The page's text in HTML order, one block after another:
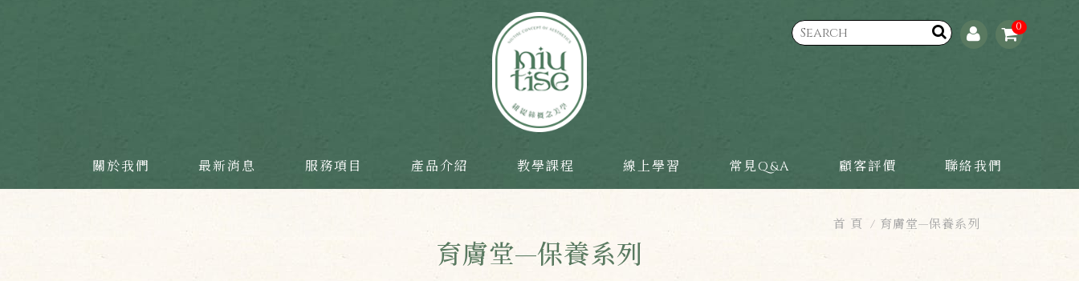
0
關於我們 最新消息 服務項目 產品介紹 教學課程 線上學習 常見Q&A 顧客評價 聯絡我們
育膚堂—保養系列
首 頁 育膚堂—保養系列